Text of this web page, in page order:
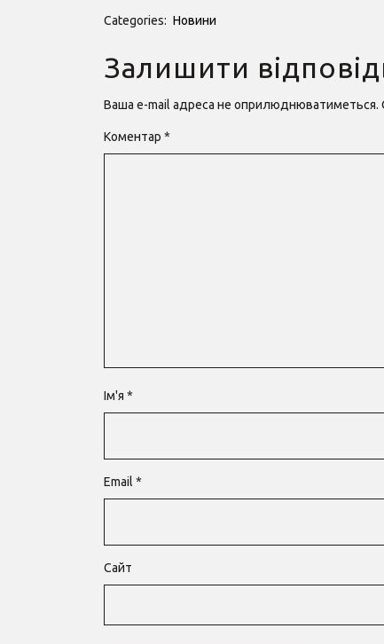
Categories: Новини
Залишити
Ваша e-mail адреса не оприлюднюватиметься.
Коментар *
Ім'я *
Email *
Сайт